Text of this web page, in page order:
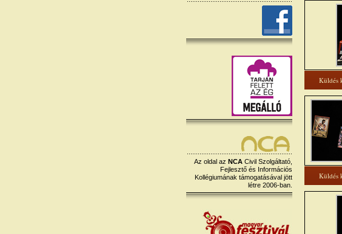
Az oldal az NCA Civil Szolgáltató,
Fejlesztő és Információs
Kollégiumának támogatásával jött
létre 2006-ban.
Küldés
Küldés